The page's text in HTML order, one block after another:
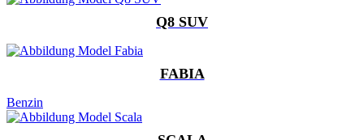
Q8 SUV
FABIA
Benzin